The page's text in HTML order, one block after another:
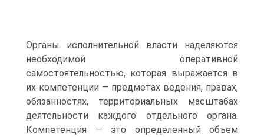
Органы исполнительной власти наделяются
необходимой оперативной
самостоятельностью, которая выражается в
их компетенции — предметах ведения, правах,
обязанностях, территориальных масштабах
деятельности каждого отдельного органа.
Компетенция — это определенный объем